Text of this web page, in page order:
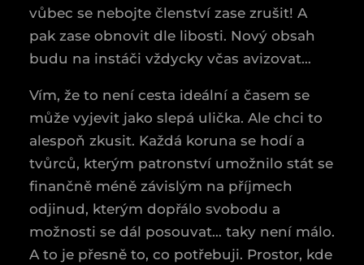
vůbec se nebojte členství zase zrušit! A
pak zase obnovit dle libosti. Nový obsah
budu na instáči vždycky včas avizovat…
Vím, že to není cesta ideální a časem se
může vyjevit jako slepá ulička. Ale chci to
alespoň zkusit. Každá koruna se hodí a
tvůrců, kterým patronství umožnilo stát se
finančně méně závislým na příjmech
odjinud, kterým dopřálo svobodu a
možnosti se dál posouvat… taky není málo.
A to je přesně to, co potřebuji. Prostor, kde